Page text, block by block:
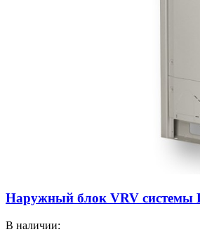
Наружный блок VRV системы
В наличии: